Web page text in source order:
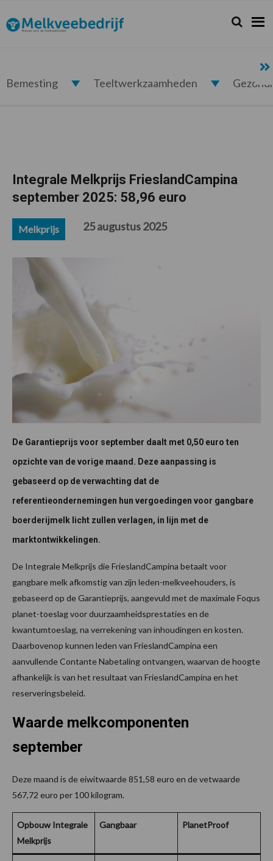
de
hoofdnavigatie
de
hoofd
de
eerste
de
voettekst
Melkveebedrijf.nl Zoeken...
Zoek
Bemesting Teeltwerkzaamheden
Integrale Melkprijs FrieslandCampina
september 2025: 58,96 euro
Melkprijs 25 augustus 2025
De Garantieprijs voor september daalt met 0,50 euro ten
opzichte van de vorige maand. Deze aanpassing is
gebaseerd op de verwachting dat de
referentieondernemingen hun vergoedingen voor gangbare
boerderijmelk licht zullen verlagen, in lijn met de
marktontwikkelingen.
De Integrale Melkprijs die FrieslandCampina betaalt voor
gangbare melk afkomstig van zijn leden-melkveehouders, is
gebaseerd op de Garantieprijs, aangevuld met de maximale Foqus
planet-toeslag voor duurzaamheidsprestaties en de
kwantumtoeslag, na verrekening van inhoudingen en kosten.
Daarbovenop kunnen leden van FrieslandCampina een
aanvullende Contante Nabetaling ontvangen, waarvan de hoogte
afhankelijk is van het resultaat van FrieslandCampina en het
reserveringsbeleid.
Waarde melkcomponenten
september
Deze maand is de eiwitwaarde 851,58 euro en de vetwaarde
567,72 euro per 100 kilogram.
Opbouw Integrale
Melkprijs
Gangbaar PlanetProof